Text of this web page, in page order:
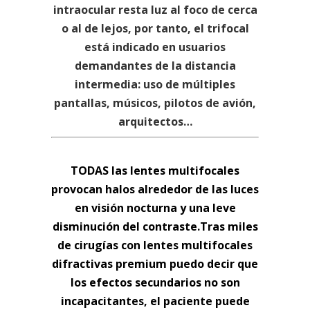
intraocular resta luz al foco de cerca
o al de lejos, por tanto, el trifocal
está indicado en usuarios
demandantes de la distancia
intermedia: uso de múltiples
pantallas, músicos, pilotos de avión,
arquitectos…
TODAS las lentes multifocales
provocan halos alrededor de las luces
en visión nocturna y una leve
disminución del contraste.Tras miles
de cirugías con lentes multifocales
difractivas premium puedo decir que
los efectos secundarios no son
incapacitantes, el paciente puede